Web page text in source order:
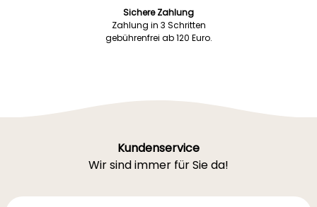
Sichere Zahlung
Zahlung in 3 Schritten
gebührenfrei ab 120 Euro.
Kundenservice
Wir sind immer für Sie da!